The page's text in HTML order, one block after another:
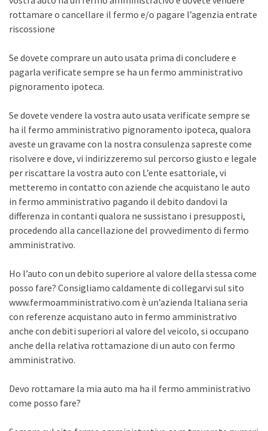
rottamare o cancellare il fermo e/o pagare l’agenzia entrate
riscossione
Se dovete comprare un auto usata prima di concludere e
pagarla verificate sempre se ha un fermo amministrativo
pignoramento ipoteca.
Se dovete vendere la vostra auto usata verificate sempre se
ha il fermo amministrativo pignoramento ipoteca, qualora
aveste un gravame con la nostra consulenza sapreste come
risolvere e dove, vi indirizzeremo sul percorso giusto e legale
per riscattare la vostra auto con L’ente esattoriale, vi
metteremo in contatto con aziende che acquistano le auto
in fermo amministrativo pagando il debito dandovi la
differenza in contanti qualora ne sussistano i presupposti,
procedendo alla cancellazione del provvedimento di fermo
amministrativo.
Ho l’auto con un debito superiore al valore della stessa come
posso fare? Consigliamo caldamente di collegarvi sul sito
www.fermoamministrativo.com è un’azienda Italiana seria
con referenze acquistano auto in fermo amministrativo
anche con debiti superiori al valore del veicolo, si occupano
anche della relativa rottamazione di un auto con fermo
amministrativo.
Devo rottamare la mia auto ma ha il fermo amministrativo
come posso fare?